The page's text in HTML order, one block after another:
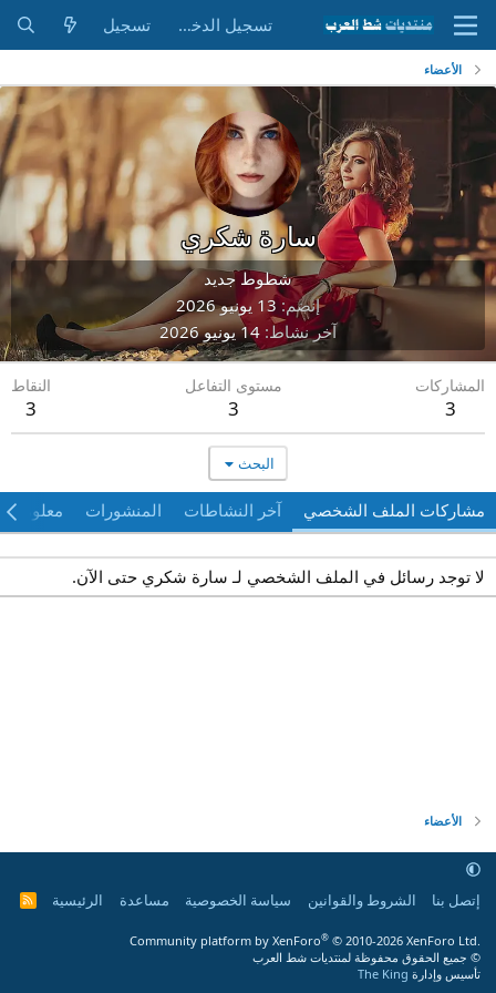
تسجيل الدخول تسجيل
الأعضاء
سارة شكري
شطوط جديد
إنضم 13 يونيو 2026
آخر نشاط 14 يونيو 2026
المشاركات
3
مستوى التفاعل
3
النقاط
3
البحث
مشاركات الملف الشخصي آخر النشاطات المنشورات معلومات
لا توجد رسائل في الملف الشخصي لـ سارة شكري حتى الآن.
الأعضاء
إتصل بنا الشروط والقوانين سياسة الخصوصية مساعدة الرئيسية
R
Community platform by XenForo® © 2010-2026 XenForo Ltd.
© جميع الحقوق محفوظة لمنتديات شط العرب
تأسيس وإدارة The King